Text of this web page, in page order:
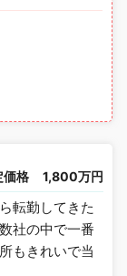
価格 1,800万円
転勤してきた
社の中で一番
もきれいで当